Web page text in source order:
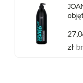
JOANNA
zł